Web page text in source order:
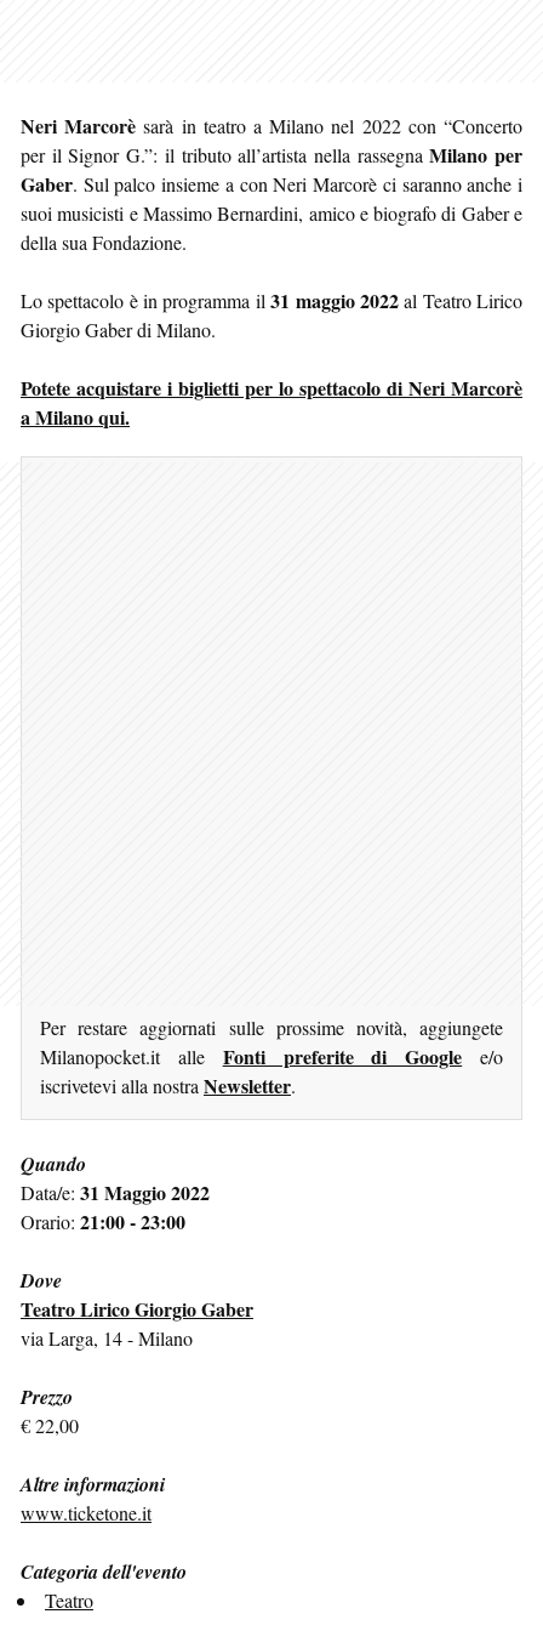
Neri Marcorè sarà in teatro a Milano nel 2022 con “Concerto
per il Signor G.”: il tributo all’artista nella rassegnaMilano per
Gaber. Sul palco insieme a con Neri Marcorè ci saranno anche i
suoi musicisti e Massimo Bernardini, amico e biografo di Gaber e
della sua Fondazione.
Lo spettacolo è in programma il31 maggio 2022al Teatro Lirico
Giorgio Gaber di Milano.
Potete acquistare i biglietti per lo spettacolo di Neri Marcorè
a Milano qui.
Per restare aggiornati sulle prossime novità, aggiungete
Milanopocket.it alle Fonti preferite di Google e/o
iscrivetevi alla nostra Newsletter.
Quando
Data/e: 31 Maggio 2022
Orario: 21:00 - 23:00
Dove
Teatro Lirico Giorgio Gaber
via Larga, 14 - Milano
Prezzo
€ 22,00
Altre informazioni
www.ticketone.it
Categoria dell'evento
Teatro